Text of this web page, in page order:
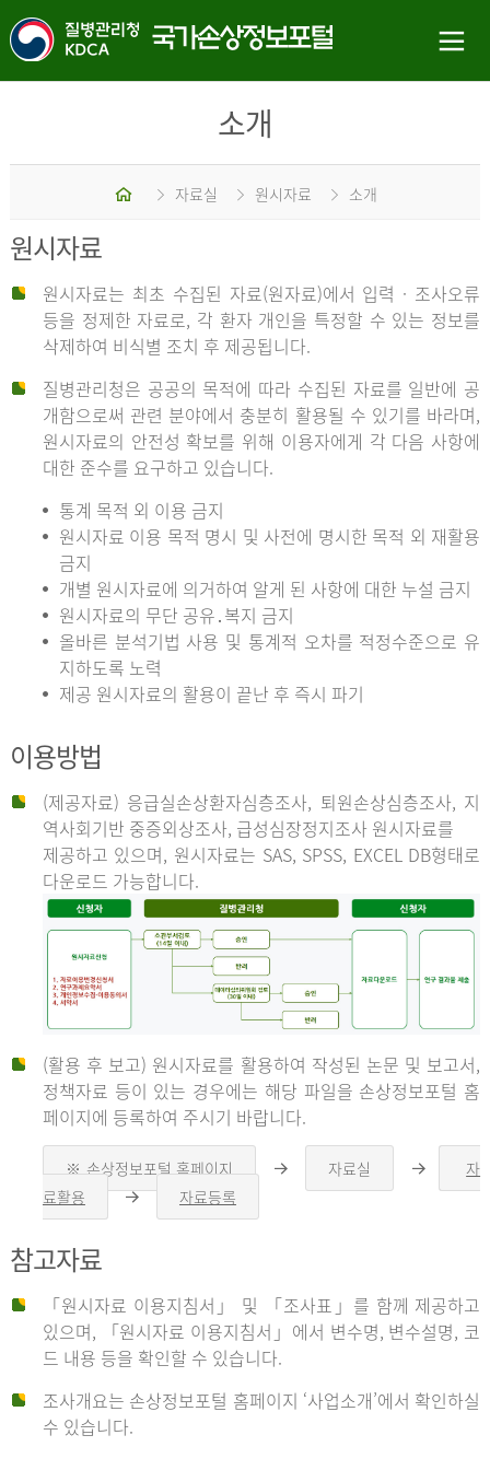
소개
홈 자료실 원시자료 소개
원시자료
원시자료는 최초 수집된 자료(원자료)에서 입력 · 조사오류
등을 정제한 자료로, 각 환자 개인을 특정할 수 있는 정보를
삭제하여 비식별 조치 후 제공됩니다.
질병관리청은 공공의 목적에 따라 수집된 자료를 일반에 공
개함으로써 관련 분야에서 충분히 활용될 수 있기를 바라며,
원시자료의 안전성 확보를 위해 이용자에게 각 다음 사항에
대한 준수를 요구하고 있습니다.
통계 목적 외 이용 금지
원시자료 이용 목적 명시 및 사전에 명시한 목적 외 재활용
금지
개별 원시자료에 의거하여 알게 된 사항에 대한 누설 금지
원시자료의 무단 공유․복지 금지
올바른 분석기법 사용 및 통계적 오차를 적정수준으로 유
지하도록 노력
제공 원시자료의 활용이 끝난 후 즉시 파기
이용방법
(제공자료) 응급실손상환자심층조사, 퇴원손상심층조사, 지
역사회기반 중증외상조사, 급성심장정지조사 원시자료를
제공하고 있으며, 원시자료는 SAS, SPSS, EXCEL DB형태로
다운로드 가능합니다.
신
청
자
신
청
자
는
1.
자
(활용 후 보고) 원시자료를 활용하여 작성된 논문 및 보고서,
정책자료 등이 있는 경우에는 해당 파일을 손상정보포털 홈
페이지에 등록하여 주시기 바랍니다.
※ 손상정보포털 홈페이지
른
자료실
른
자
료활용
른
자료등록
참고자료
「원시자료 이용지침서」 및 「조사표」를 함께 제공하고
있으며, 「원시자료 이용지침서」에서 변수명, 변수설명, 코
드 내용 등을 확인할 수 있습니다.
조사개요는 손상정보포털 홈페이지 ‘사업소개’에서 확인하실
수 있습니다.